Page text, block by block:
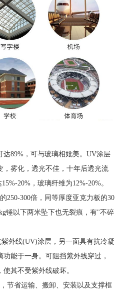
达89%，可与玻璃相妣美。UV涂层
雾化，透光不佳，十年后透光流
20%，玻璃纤维为12%-20%。
250-300倍，同等厚度亚克力板的30
锤以下两米坠下也无裂痕，有"不碎
外线(UV)涂层，另一面具有抗冷凝
能于一身。可阻挡紫外线穿过，
其不受紫外线破坏。
节省运输、搬卸、安装以及支撑框